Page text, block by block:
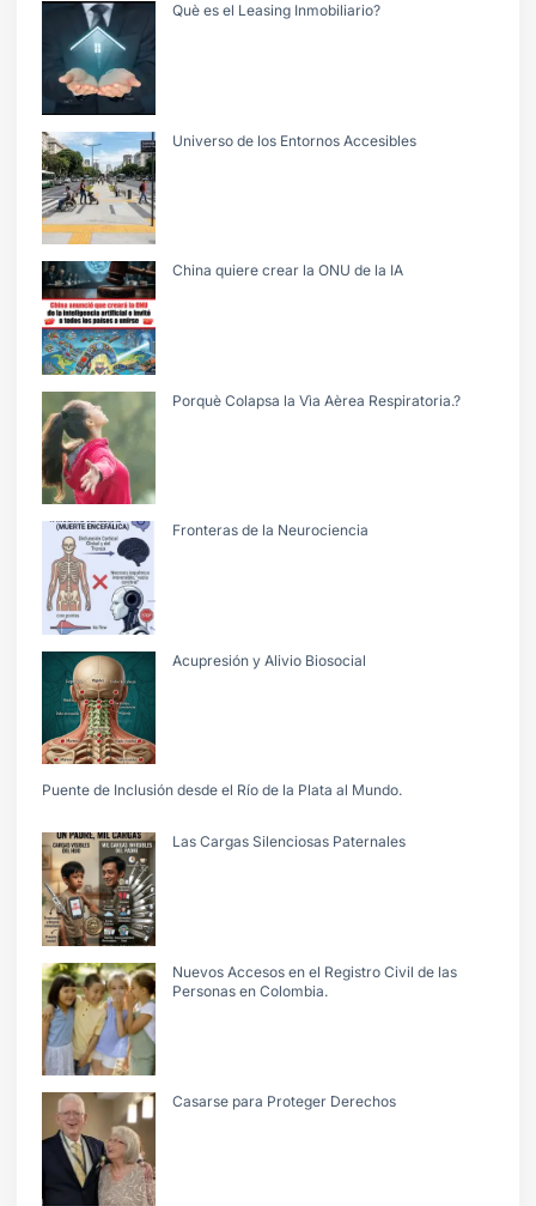
Què es el Leasing Inmobiliario?
Universo de los Entornos Accesibles
China quiere crear la ONU de la IA
Porquè Colapsa la Vìa Aèrea Respiratoria.?
Fronteras de la Neurociencia
Acupresión y Alivio Biosocial
Puente de Inclusión desde el Río de la Plata al Mundo.
Las Cargas Silenciosas Paternales
Nuevos Accesos en el Registro Civil de las
Personas en Colombia.
Casarse para Proteger Derechos